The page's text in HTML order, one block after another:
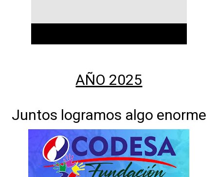
AÑO 2025
Juntos logramos algo enorme